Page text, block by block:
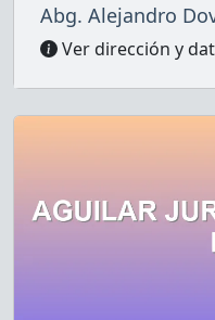
Abg. Alejandro
Ver dirección y